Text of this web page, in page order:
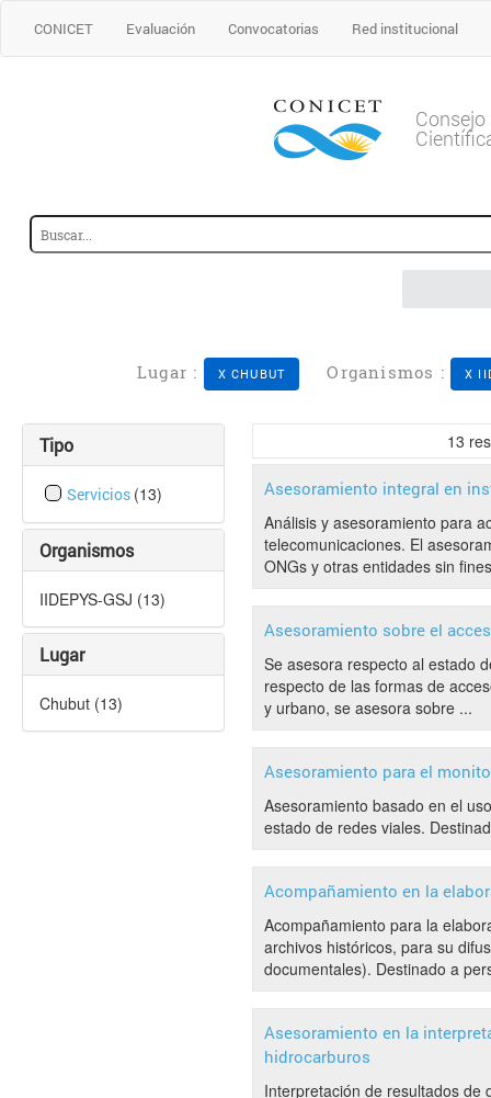
CONICET Evaluación Convocatorias Red institucional
Lugar : X CHUBUT Organismos : X
Tipo
Servicios (13)
Organismos
IIDEPYS-GSJ (13)
Lugar
Chubut (13)
13
Asesoramiento integral en
Análisis y asesoramiento para
telecomunicaciones. El
ONGs y otras entidades sin
Asesoramiento sobre el
Se asesora respecto al estado
respecto de las formas de
y urbano, se asesora sobre ...
Asesoramiento para el
Asesoramiento basado en el
estado de redes viales.
Acompañamiento en la
Acompañamiento para la
archivos históricos, para su
documentales). Destinado a
Asesoramiento en la
hidrocarburos
Interpretación de resultados de